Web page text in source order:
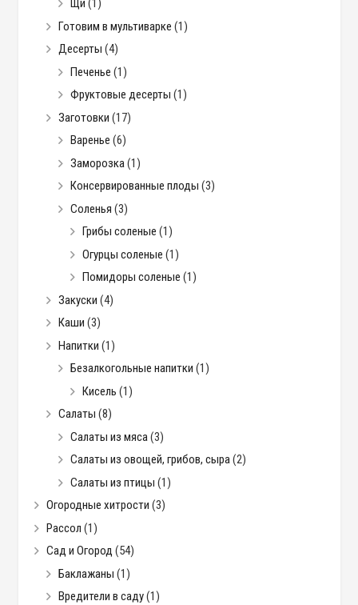
Щи (1)
Готовим в мультиварке (1)
Десерты (4)
Печенье (1)
Фруктовые десерты (1)
Заготовки (17)
Варенье (6)
Заморозка(1)
Консервированные плоды (3)
Соленья (3)
Грибы соленые (1)
Огурцы соленые (1)
Помидоры соленые (1)
Закуски (4)
Каши (3)
Напитки (1)
Безалкогольные напитки (1)
Кисель (1)
Салаты (8)
Салаты из мяса(3)
Салаты из овощей, грибов, сыра(2)
Салаты из птицы (1)
Огородные хитрости (3)
Рассол (1)
Сад и Огород (54)
Баклажаны (1)
Вредители в саду(1)